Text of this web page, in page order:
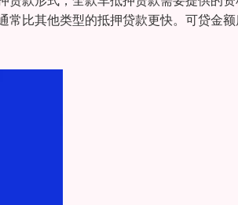
比其他类型的抵押贷款更快。可贷金